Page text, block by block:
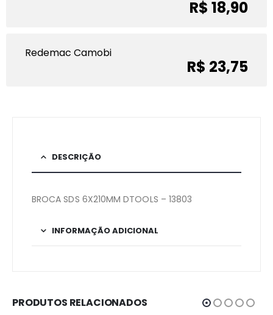
R$ 18,90
Redemac Camobi
R$ 23,75
DESCRIÇÃO
BROCA SDS 6X210MM DTOOLS – 13803
INFORMAÇÃO ADICIONAL
PRODUTOS RELACIONADOS